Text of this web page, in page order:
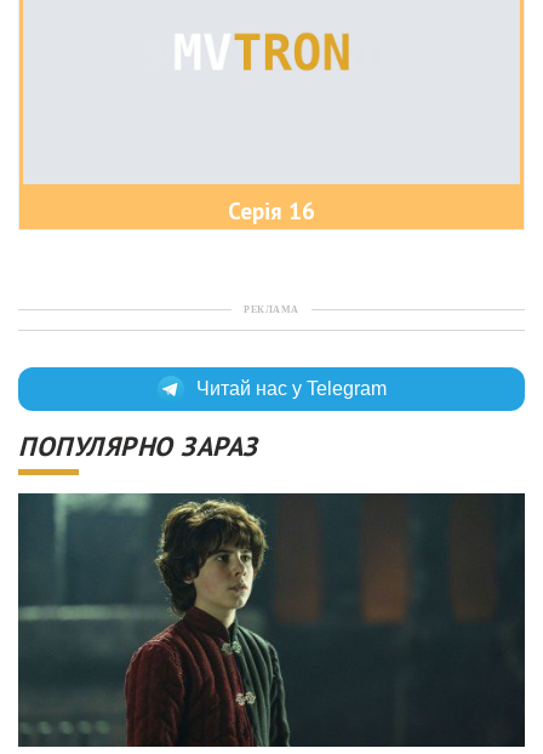
Серія 16
РЕКЛАМА
Читай нас у Telegram
ПОПУЛЯРНО ЗАРАЗ